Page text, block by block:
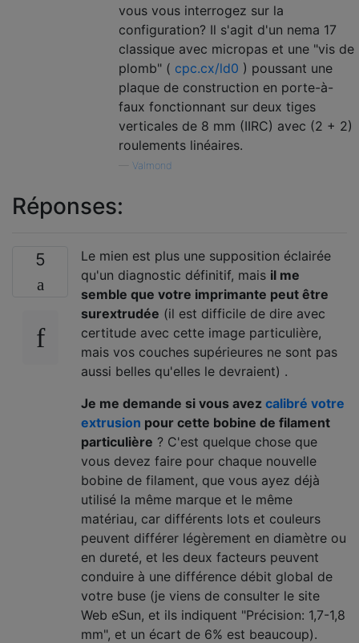
vous vous interrogez sur la
configuration? Il s'agit d'un nema 17
classique avec micropas et une "vis de
plomb" ( cpc.cx/ld0 ) poussant une
plaque de construction en porte-à-
faux fonctionnant sur deux tiges
verticales de 8 mm (IIRC) avec (2 + 2)
roulements linéaires.
Valmond
Réponses:
5
Le mien est plus une supposition éclairée
qu'un diagnostic définitif, mais il me
semble que votre imprimante peut être
surextrudée (il est difficile de dire avec
certitude avec cette image particulière,
mais vos couches supérieures ne sont pas
aussi belles qu'elles le devraient) .
Je me demande si vous avez calibré votre
extrusion pour cette bobine de filament
particulière ? C'est quelque chose que
vous devez faire pour chaque nouvelle
bobine de filament, que vous ayez déjà
utilisé la même marque et le même
matériau, car différents lots et couleurs
peuvent différer légèrement en diamètre ou
en dureté, et les deux facteurs peuvent
conduire à une différence débit global de
votre buse (je viens de consulter le site
Web eSun, et ils indiquent "Précision: 1,7-1,8
mm", et un écart de 6% est beaucoup).